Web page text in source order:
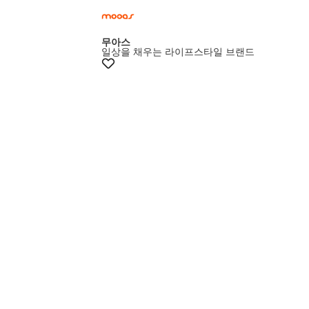
멤버스15%쿠폰
무아스
일상을 채우는 라이프스타일 브랜드